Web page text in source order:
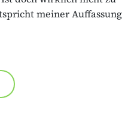
meiner Auffassung